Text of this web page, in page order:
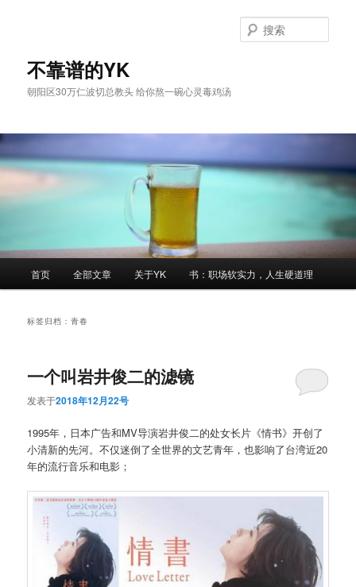
不靠谱的YK
朝阳区30万仁波切总教头 给你熬一碗心灵毒鸡汤
索
首页 全部文章 关于YK 书：职场软实力，人生硬道理
标签归档：青春
一个叫岩井俊二的滤镜
发表于2018年12月22号
1995年，日本广告和MV导演岩井俊二的处女长片《情书》开创了
小清新的先河。不仅迷倒了全世界的文艺青年，也影响了台湾近20
年的流行音乐和电影；